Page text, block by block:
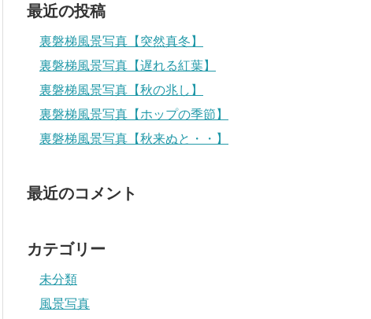
最近の投稿
裏磐梯風景写真【突然真冬】
裏磐梯風景写真【遅れる紅葉】
裏磐梯風景写真【秋の兆し】
裏磐梯風景写真【ホップの季節】
裏磐梯風景写真【秋来ぬと・・】
最近のコメント
カテゴリー
未分類
風景写真